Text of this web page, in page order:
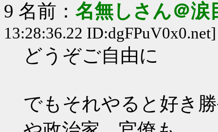
9 名前： 名無しさん＠涙
13:28:36.22 ID:dgFPuV0x0.net]
どうぞご自由に
でもそれやると好き